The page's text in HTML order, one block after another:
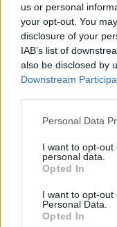
us or personal
your opt-out. You
disclosure of your
IAB’s list of
also be disclosed by
Downstream
Personal Data
I want to opt-
personal data.
Opted In
I want to opt-out
Personal Data.
Opted In